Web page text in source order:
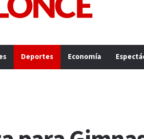
Deportes Economía